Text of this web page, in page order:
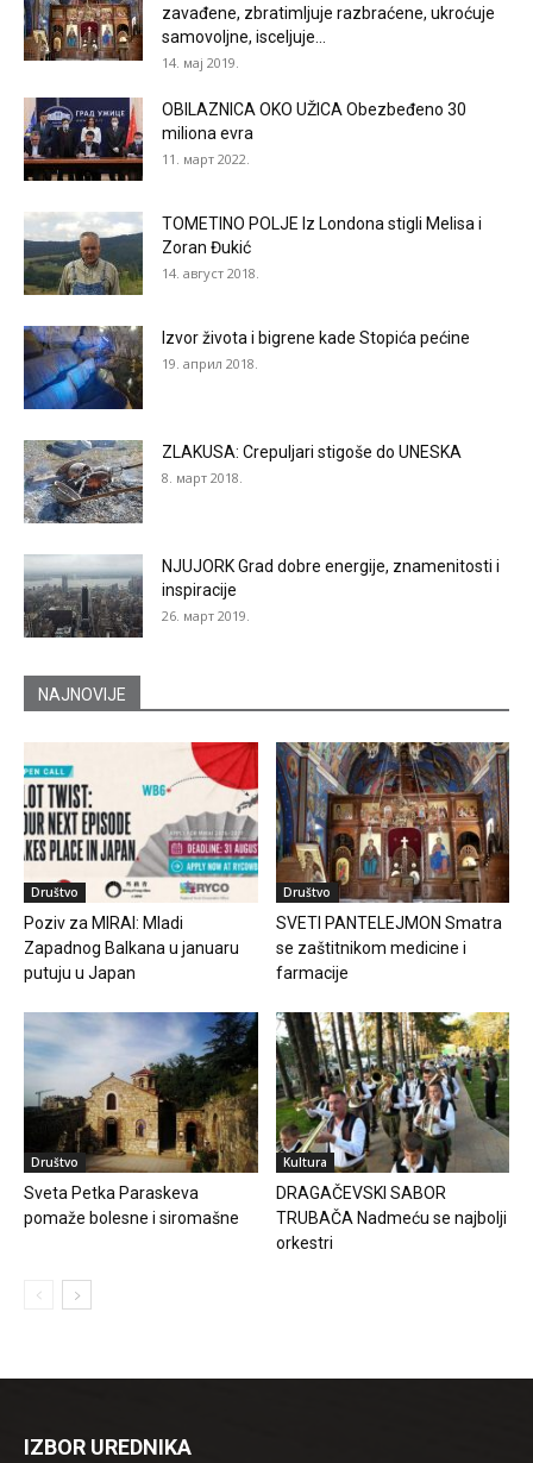
zavađene, zbratimljuje razbraćene, ukroćuje
samovoljne, isceljuje...
14. мај 2019.
OBILAZNICA OKO UŽICA Obezbeđeno 30
miliona evra
11. март 2022.
TOMETINO POLJE Iz Londona stigli Melisa i
Zoran Đukić
14. август 2018.
Izvor života i bigrene kade Stopića pećine
19. април 2018.
ZLAKUSA: Crepuljari stigoše do UNESKA
8. март 2018.
NJUJORK Grad dobre energije, znamenitosti i
inspiracije
26. март 2019.
NAJNOVIJE
Društvo
Poziv za MIRAI: Mladi
Zapadnog Balkana u januaru
putuju u Japan
Društvo
SVETI PANTELEJMON Smatra
se zaštitnikom medicine i
farmacije
Društvo
Sveta Petka Paraskeva
pomaže bolesne i siromašne
Kultura
DRAGAČEVSKI SABOR
TRUBAČA Nadmeću se najbolji
orkestri
IZBOR UREDNIKA